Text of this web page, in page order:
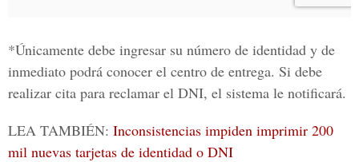
*Únicamente debe ingresar su número de identidad y de
inmediato podrá conocer el centro de entrega. Si debe
realizar cita para reclamar el DNI, el sistema le notificará.
LEA TAMBIÉN: Inconsistencias impiden imprimir 200
mil nuevas tarjetas de identidad o DNI